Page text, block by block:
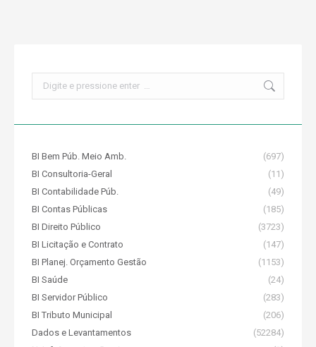
BI Bem Púb. Meio Amb.
(697)
BI Consultoria-Geral
(11)
BI Contabilidade Púb.
(49)
BI Contas Públicas
(185)
BI Direito Público
(3723)
BI Licitação e Contrato
(147)
BI Planej. Orçamento Gestão
(1153)
BI Saúde
(24)
BI Servidor Público
(283)
BI Tributo Municipal
(206)
Dados e Levantamentos
(52284)